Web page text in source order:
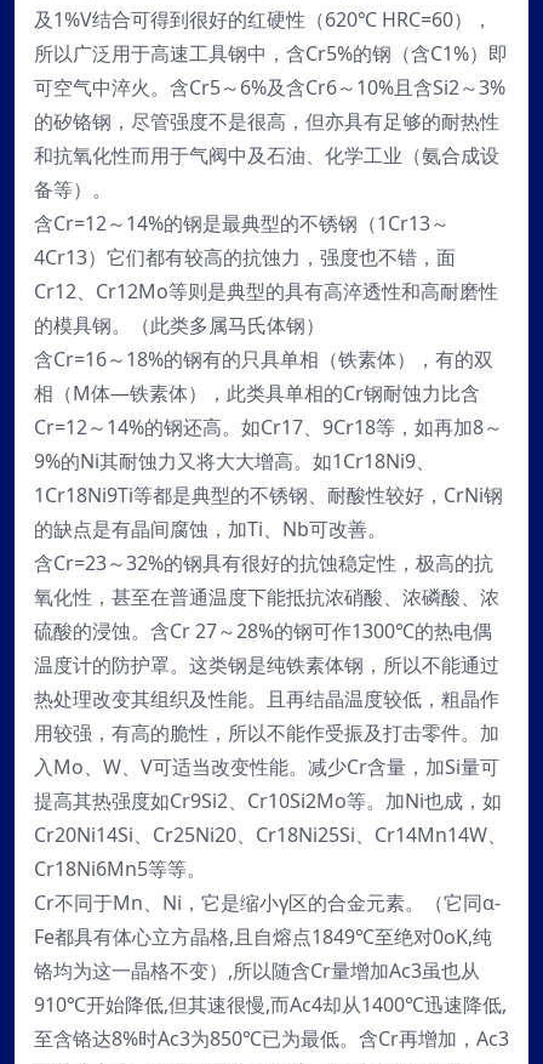
及1%V结合可得到很好的红硬性（620℃ HRC=60），
所以广泛用于高速工具钢中，含Cr5%的钢（含C1%）即
可空气中淬火。含Cr5～6%及含Cr6～10%且含Si2～3%
的矽铬钢，尽管强度不是很高，但亦具有足够的耐热性
和抗氧化性而用于气阀中及石油、化学工业（氨合成设
备等）。
含Cr=12～14%的钢是最典型的不锈钢（1Cr13～
4Cr13）它们都有较高的抗蚀力，强度也不错，面
Cr12、Cr12Mo等则是典型的具有高淬透性和高耐磨性
的模具钢。（此类多属马氏体钢）
含Cr=16～18%的钢有的只具单相（铁素体），有的双
相（M体—铁素体），此类具单相的Cr钢耐蚀力比含
Cr=12～14%的钢还高。如Cr17、9Cr18等，如再加8～
9%的Ni其耐蚀力又将大大增高。如1Cr18Ni9、
1Cr18Ni9Ti等都是典型的不锈钢、耐酸性较好，CrNi钢
的缺点是有晶间腐蚀，加Ti、Nb可改善。
含Cr=23～32%的钢具有很好的抗蚀稳定性，极高的抗
氧化性，甚至在普通温度下能抵抗浓硝酸、浓磷酸、浓
硫酸的浸蚀。含Cr 27～28%的钢可作1300℃的热电偶
温度计的防护罩。这类钢是纯铁素体钢，所以不能通过
热处理改变其组织及性能。且再结晶温度较低，粗晶作
用较强，有高的脆性，所以不能作受振及打击零件。加
入Mo、W、V可适当改变性能。减少Cr含量，加Si量可
提高其热强度如Cr9Si2、Cr10Si2Mo等。加Ni也成，如
Cr20Ni14Si、Cr25Ni20、Cr18Ni25Si、Cr14Mn14W、
Cr18Ni6Mn5等等。
Cr不同于Mn、Ni，它是缩小γ区的合金元素。（它同α-
Fe都具有体心立方晶格,且自熔点1849℃至绝对0oK,纯
铬均为这一晶格不变）,所以随含Cr量增加Ac3虽也从
910℃开始降低,但其速很慢,而Ac4却从1400℃迅速降低,
至含铬达8%时Ac3为850℃已为最低。含Cr再增加，Ac3